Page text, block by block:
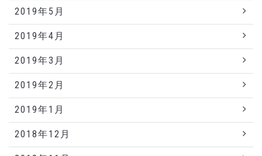
2019年5月
2019年4月
2019年3月
2019年2月
2019年1月
2018年12月